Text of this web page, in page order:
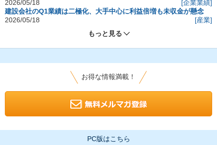
2026/05/18
[企業業績]
建設会社のQ1業績は二極化、大手中心に利益倍増も未収金が懸念
2026/05/18
[産業]
もっと見る
お得な情報満載！
PC版はこちら